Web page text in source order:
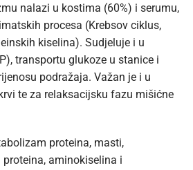
nalazi u kostima (60%) i serumu,
procesa (Krebsov ciklus,
kiselina). Sudjeluje i u
transportu glukoze u stanice i
podražaja. Važan je i u
te za relaksacijsku fazu mišićne
proteina, masti,
aminokiselina i